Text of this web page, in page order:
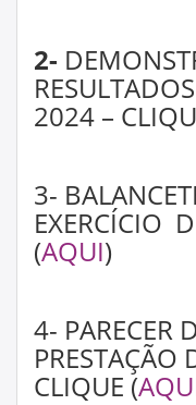
2-
2024 –
3-
EXERCÍCIO
(AQUI)
4- PARECER
PRESTAÇÃO
CLIQUE (